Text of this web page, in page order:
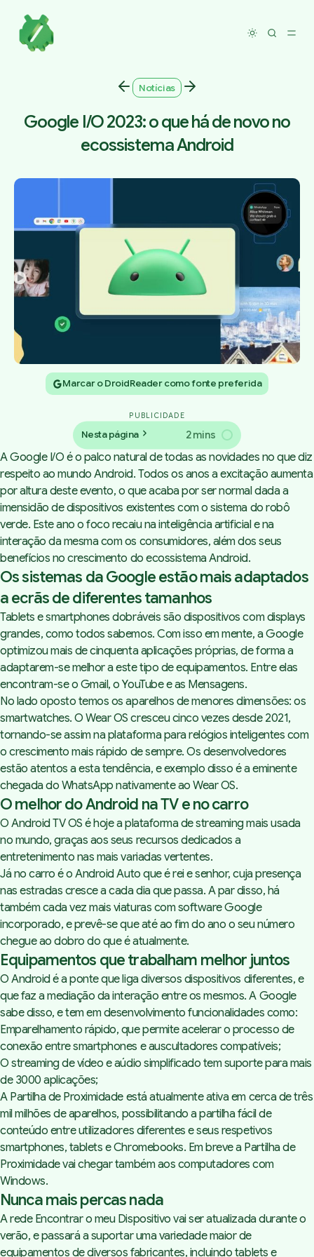
Toggle
Notícias
Google I/O 2023: o que há de novo no
ecossistema Android
Marcar o DroidReader como fonte preferida
PUBLICIDADE
Nesta página 2 mins
A Google I/O é o palco natural de todas as novidades no que diz
respeito ao mundo Android. Todos os anos a excitação aumenta
por altura deste evento, o que acaba por ser normal dada a
imensidão de dispositivos existentes com o sistema do robô
verde. Este ano o foco recaiu na inteligência artificial e na
interação da mesma com os consumidores, além dos seus
benefícios no crescimento do ecossistema Android.
Os sistemas da Google estão mais adaptados
a ecrãs de diferentes tamanhos
Tablets e smartphones dobráveis são dispositivos com displays
grandes, como todos sabemos. Com isso em mente, a Google
optimizou mais de cinquenta aplicações próprias, de forma a
adaptarem-se melhor a este tipo de equipamentos. Entre elas
encontram-se o Gmail, o YouTube e as Mensagens.
No lado oposto temos os aparelhos de menores dimensões: os
smartwatches. O Wear OS cresceu cinco vezes desde 2021,
tornando-se assim na plataforma para relógios inteligentes com
o crescimento mais rápido de sempre. Os desenvolvedores
estão atentos a esta tendência, e exemplo disso é a eminente
chegada do WhatsApp nativamente ao Wear OS.
O melhor do Android na TV e no carro
O Android TV OS é hoje a plataforma de streaming mais usada
no mundo, graças aos seus recursos dedicados a
entretenimento nas mais variadas vertentes.
Já no carro é o Android Auto que é rei e senhor, cuja presença
nas estradas cresce a cada dia que passa. A par disso, há
também cada vez mais viaturas com software Google
incorporado, e prevê-se que até ao fim do ano o seu número
chegue ao dobro do que é atualmente.
Equipamentos que trabalham melhor juntos
O Android é a ponte que liga diversos dispositivos diferentes, e
que faz a mediação da interação entre os mesmos. A Google
sabe disso, e tem em desenvolvimento funcionalidades como:
Emparelhamento rápido, que permite acelerar o processo de
conexão entre smartphones e auscultadores compatíveis;
O streaming de vídeo e aúdio simplificado tem suporte para mais
de 3000 aplicações;
A Partilha de Proximidade está atualmente ativa em cerca de três
mil milhões de aparelhos, possibilitando a partilha fácil de
conteúdo entre utilizadores diferentes e seus respetivos
smartphones, tablets e Chromebooks. Em breve a Partilha de
Proximidade vai chegar também aos computadores com
Windows.
Nunca mais percas nada
A rede Encontrar o meu Dispositivo vai ser atualizada durante o
verão, e passará a suportar uma variedade maior de
equipamentos de diversos fabricantes, incluindo tablets e